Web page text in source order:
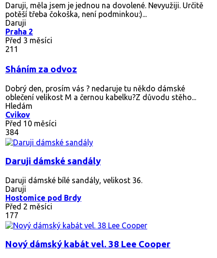
Daruji, měla jsem je jednou na dovolené. Nevyužiji. Určitě
potěší třeba čokoška, není podminkou:)...
Daruji
Praha 2
Před 3 měsíci
211
Sháním za odvoz
Dobrý den, prosím vás ? nedaruje tu někdo dámské
oblečení velikost M a černou kabelku?Z důvodu stěho...
Hledám
Cvikov
Před 10 měsíci
384
Daruji dámské sandály
Daruji dámské bílé sandály, velikost 36.
Daruji
Hostomice pod Brdy
Před 2 měsíci
177
Nový dámský kabát vel. 38 Lee Cooper